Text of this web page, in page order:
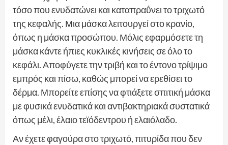
τόσο που ενυδατώνει και καταπραΰνει το τριχωτό
της κεφαλής. Μια μάσκα λειτουργεί στο κρανίο,
όπως η μάσκα προσώπου. Μόλις εφαρμόσετε τη
μάσκα κάντε ήπιες κυκλικές κινήσεις σε όλο το
κεφάλι. Αποφύγετε την τριβή και το έντονο τρίψιμο
εμπρός και πίσω, καθώς μπορεί να ερεθίσει το
δέρμα. Μπορείτε επίσης να φτιάξετε σπιτική μάσκα
με φυσικά ενυδατικά και αντιβακτηριακά συστατικά
όπως μέλι, έλαιο τεϊόδεντρου ή ελαιόλαδο.
Αν έχετε φαγούρα στο τριχωτό, πιτυρίδα που δεν